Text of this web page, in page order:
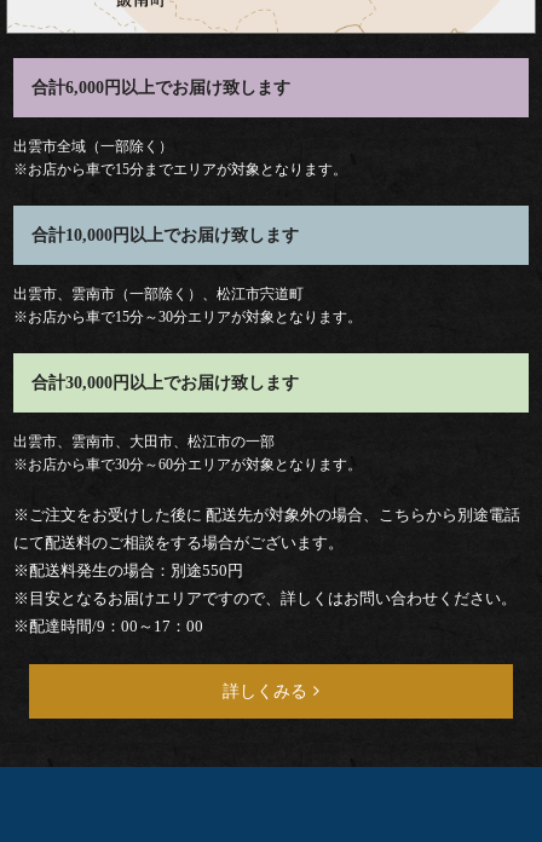
会
セ
ミ
ー
接
お
も
て
な
合計6,000円以上でお届け致します
出雲市全域（一部除く）
※お店から車で15分までエリアが対象となります。
合計10,000円以上でお届け致します
出雲市、雲南市（一部除く）、松江市宍道町
※お店から車で15分～30分エリアが対象となります。
合計30,000円以上でお届け致します
出雲市、雲南市、大田市、松江市の一部
※お店から車で30分～60分エリアが対象となります。
※ご注文をお受けした後に 配送先が対象外の場合、こちらから別途電話
にて配送料のご相談をする場合がございます。
※配送料発生の場合：別途550円
※目安となるお届けエリアですので、詳しくはお問い合わせください。
※配達時間/9：00～17：00
詳しくみる